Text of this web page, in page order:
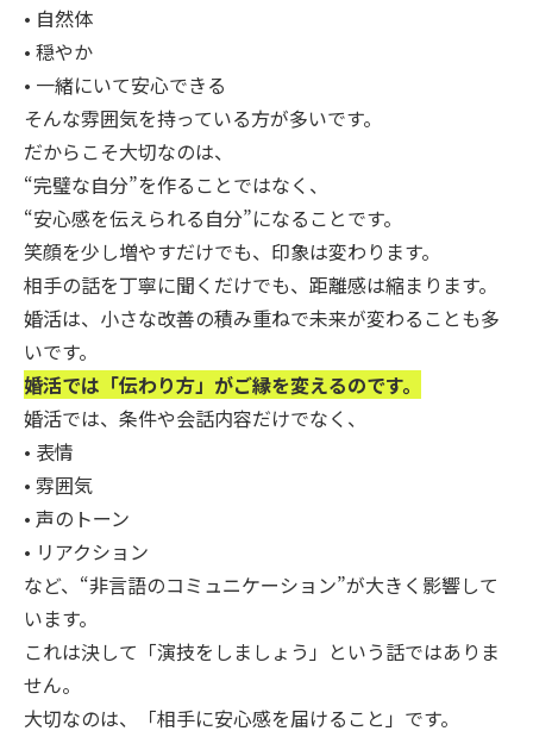
• 自然体
• 穏やか
• 一緒にいて安心できる
そんな雰囲気を持っている方が多いです。
だからこそ大切なのは、
“完璧な自分”を作ることではなく、
“安心感を伝えられる自分”になることです。
笑顔を少し増やすだけでも、印象は変わります。
相手の話を丁寧に聞くだけでも、距離感は縮まります。
婚活は、小さな改善の積み重ねで未来が変わることも多
いです。
婚活では「伝わり方」がご縁を変えるのです。
婚活では、条件や会話内容だけでなく、
• 表情
• 雰囲気
• 声のトーン
• リアクション
など、“非言語のコミュニケーション”が大きく影響して
います。
これは決して「演技をしましょう」という話ではありま
せん。
大切なのは、「相手に安心感を届けること」です。